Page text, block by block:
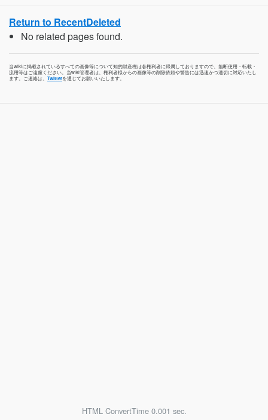
Return to RecentDeleted
No related pages found.
当wikiに掲載されているすべての画像等について知的財産権は各権利者に帰属しておりますので、無断使用・転載・
流用等はご遠慮ください。当wiki管理者は、権利者様からの画像等の削除依頼や警告には迅速かつ適切に対応いたし
ます。ご連絡は、 Twitterを通じてお願いいたします。
HTML ConvertTime 0.001 sec.